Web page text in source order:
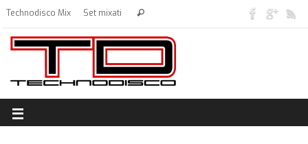
Technodisco Mix Set mixati